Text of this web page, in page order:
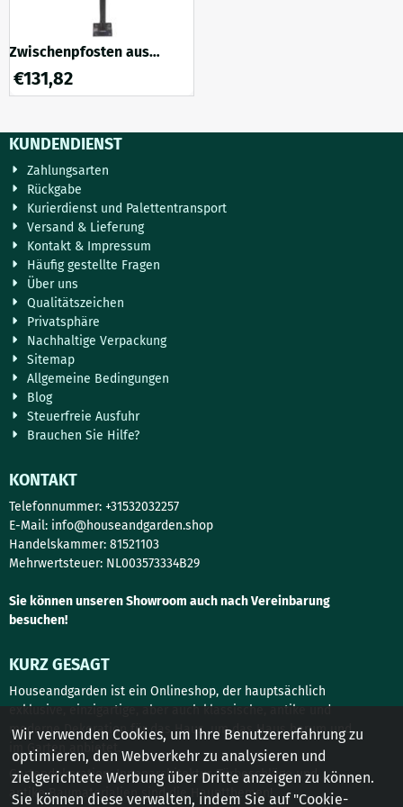
Zwischenpfosten aus
Schmiedeeisen – 132 cm –
klassisches Zierwerk
€131,82
KUNDENDIENST
Zahlungsarten
Rückgabe
Kurierdienst und Palettentransport
Versand & Lieferung
Kontakt & Impressum
Häufig gestellte Fragen
Über uns
Qualitätszeichen
Privatsphäre
Nachhaltige Verpackung
Sitemap
Allgemeine Bedingungen
Blog
Steuerfreie Ausfuhr
Brauchen Sie Hilfe?
KONTAKT
Telefonnummer: +31532032257
E-Mail: info@houseandgarden.shop
Handelskammer: 81521103
Mehrwertsteuer: NL003573334B29
Sie können unseren Showroom auch nach Vereinbarung
besuchen!
KURZ GESAGT
Houseandgarden ist ein Onlineshop, der hauptsächlich
exklusive, einzigartige, aber auch klassische, antike und
moderne Dekoration für das Haus, um das Haus herum und
im Garten anbietet.
Gartendekoration, Innenarchitektur, Türbeschläge und
antike Baumaterialien sind die Hauptthemen!
Wir verwenden Cookies, um Ihre Benutzererfahrung zu
optimieren, den Webverkehr zu analysieren und
zielgerichtete Werbung über Dritte anzeigen zu können.
Sie können diese verwalten, indem Sie auf "Cookie-